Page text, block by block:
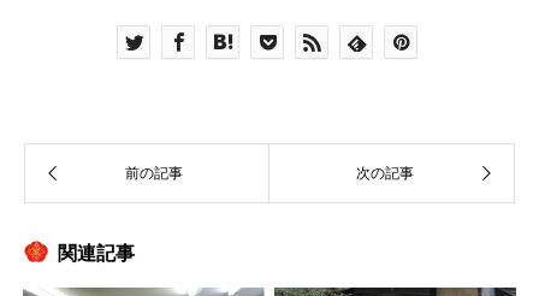
関連記事